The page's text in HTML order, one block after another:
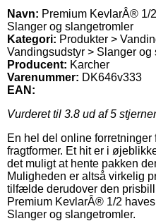
Navn: Premium KevlarÂ® 1/
Slanger og slangetromler
Kategori: Produkter >
Vandingsudstyr > Slanger og
Producent: Karcher
Varenummer: DK646v333
EAN:
Vurderet til 3.8 ud af 5
En hel del online
fragtformer. Et hit er i
det muligt at hente pakken
Muligheden er altså virkelig
tilfælde derudover den
Premium KevlarÂ® 1/2
Slanger og slangetromler.